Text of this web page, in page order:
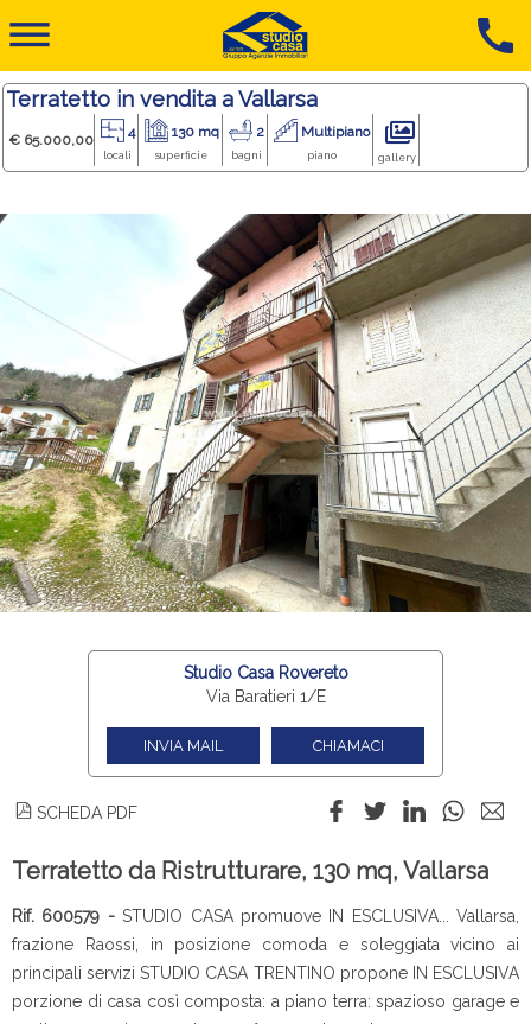
dehaze call
Terratetto in vendita a Vallarsa
€ 65.000,00 4
locali
130 mq
superficie
2
bagni
Multipiano
piano gallery
Studio Casa Rovereto
Via Baratieri 1/E
INVIA MAIL CHIAMACI
SCHEDA PDF
Terratetto da Ristrutturare, 130 mq, Vallarsa
Rif. 600579 -STUDIO CASA promuove IN ESCLUSIVA... Vallarsa,
frazione Raossi, in posizione comoda e soleggiata vicino ai
principali servizi STUDIO CASA TRENTINO propone IN ESCLUSIVA
porzione di casa così composta: a piano terra: spazioso garage e